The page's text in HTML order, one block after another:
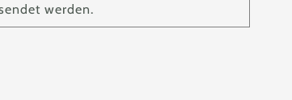
werden.